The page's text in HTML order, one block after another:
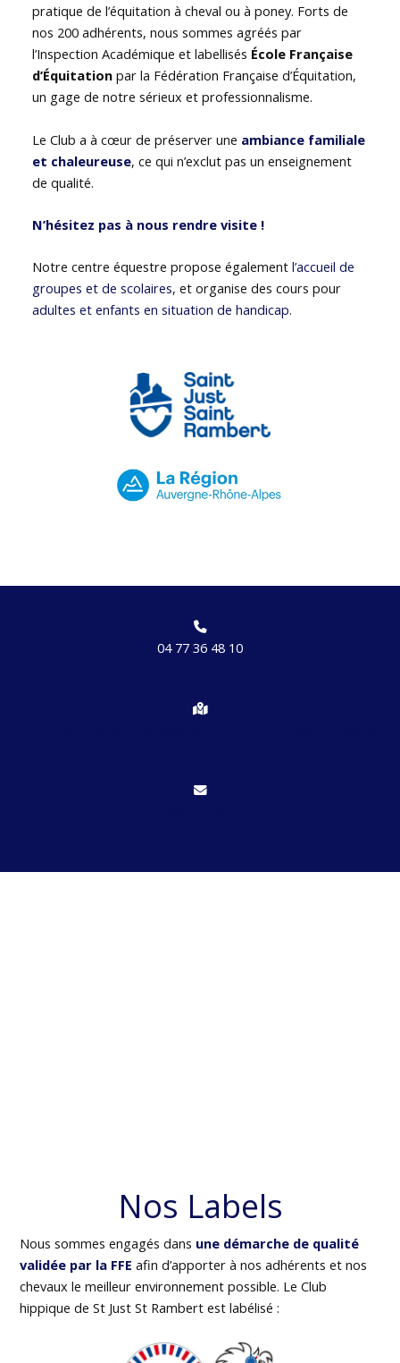
pratique de l’équitation à cheval ou à poney. Forts de
nos 200 adhérents, nous sommes agréés par
l’Inspection Académique et labellisés École Française
d’Équitation par la Fédération Française d’Équitation,
un gage de notre sérieux et professionnalisme.
Le Club a à cœur de préserver une ambiance familiale
et chaleureuse, ce qui n’exclut pas un enseignement
de qualité.
N’hésitez pas à nous rendre visite !
Notre centre équestre propose égalementl’accueil de
groupes et de scolaires, et organise des cours pour
adultes et enfants en situation de handicap.
04 77 36 48 10
Nos Labels
Nous sommes engagés dans une démarche de qualité
validée par la FFE afin d’apporter à nos adhérents et nos
chevaux le meilleur environnement possible. Le Club
hippique de St Just St Rambert est labélisé :